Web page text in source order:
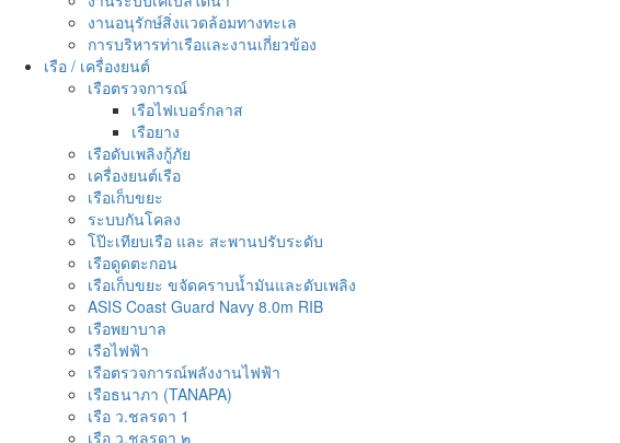
งานอนุรักษ์สิ่งแวดล้อมทางทะเล
การบริหารท่าเรือและงานเกี่ยวข้อง
เรือ / เครื่องยนต์
เรือตรวจการณ์
เรือไฟเบอร์กลาส
เรือยาง
เรือดับเพลิงกู้ภัย
เครื่องยนต์เรือ
เรือเก็บขยะ
ระบบกันโคลง
โป๊ะเทียบเรือ และ สะพานปรับระดับ
เรือดูดตะกอน
เรือเก็บขยะ ขจัดคราบน้ำมันและดับเพลิง
ASIS Coast Guard Navy 8.0m RIB
เรือพยาบาล
เรือไฟฟ้า
เรือตรวจการณ์พลังงานไฟฟ้า
เรือธนาภา (TANAPA)
เรือ ว.ชลรดา 1
เรือ ว.ชลรดา ๒